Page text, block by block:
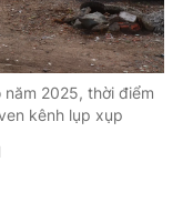
2025, thời điểm
kênh lụp xụp